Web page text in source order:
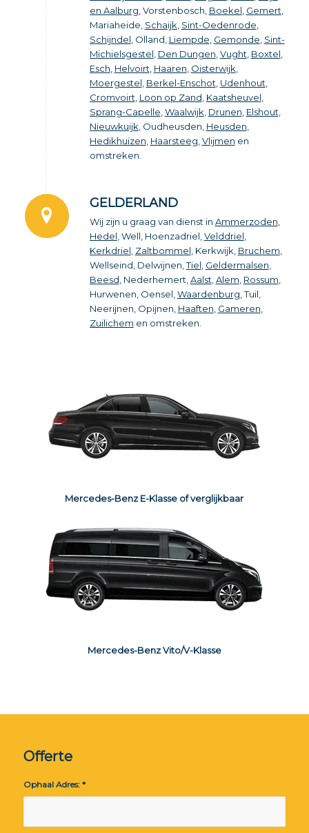
en Aalburg , Vorstenbosch, Boekel Gemert
Mariaheide, Schaijk Sint-Oedenrode
Schijndel , Olland, Liempde Gemonde Sint-
Michielsgestel Den Dungen Vught Boxtel
Esch Helvoirt Haaren Oisterwijk
Moergestel Berkel-Enschot Udenhout
Cromvoirt Loon op Zand Kaatsheuvel
Sprang-Capelle Waalwijk Drunen Elshout
Nieuwkuijk , Oudheusden, Heusden
Hedikhuizen Haarsteeg Vlijmen en
omstreken.
GELDERLAND
Wij zijn u graag van dienst in Ammerzoden
Hedel , Well, Hoenzadriel, Velddriel
Kerkdriel Zaltbommel , Kerkwijk, Bruchem
Wellseind, Delwijnen,Tiel Geldermalsen
Beesd , Nederhemert, Aalst Alem Rossum
Hurwenen, Oensel, Waardenburg , Tuil,
Neerijnen, Opijnen, Haaften Gameren
Zuilichem en omstreken.
Mercedes-Benz E-Klasse of verglijkbaar
Mercedes-Benz Vito/V-Klasse
Offerte
Ophaal Adres: *